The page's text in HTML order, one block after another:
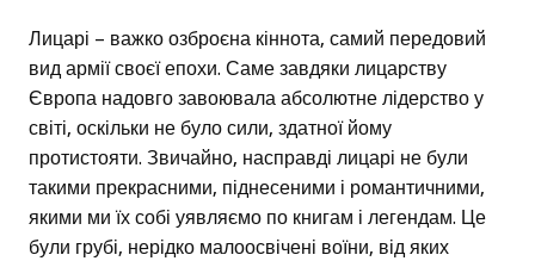
Лицарі – важко озброєна кіннота, самий передовий
вид армії своєї епохи. Саме завдяки лицарству
Європа надовго завоювала абсолютне лідерство у
світі, оскільки не було сили, здатної йому
протистояти. Звичайно, насправді лицарі не були
такими прекрасними, піднесеними і романтичними,
якими ми їх собі уявляємо по книгам і легендам. Це
були грубі, нерідко малоосвічені воїни, від яких